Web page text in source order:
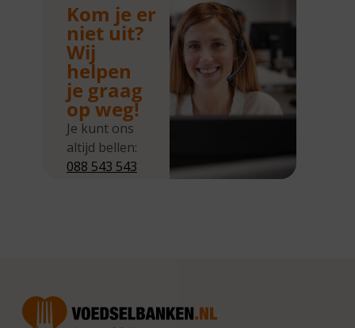
Kom je er
niet uit?
Wij
helpen
je graag
op weg!
Je kunt ons
altijd bellen:
088 543 543
van 10.00 –